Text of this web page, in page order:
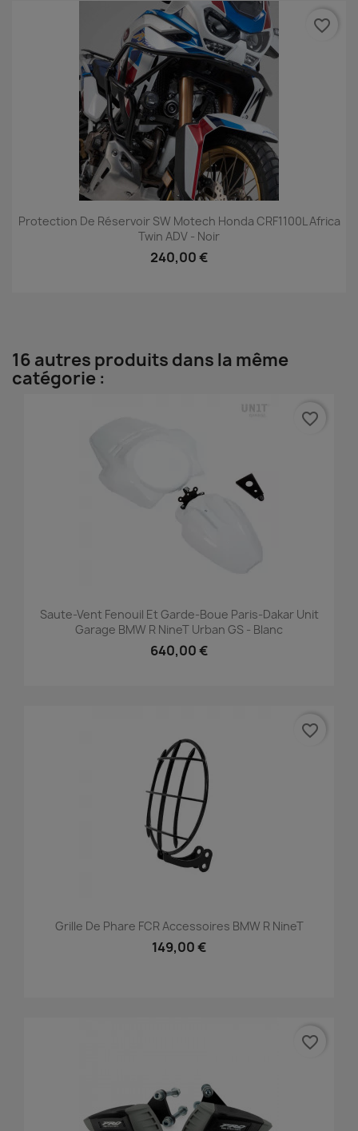
Protection De Réservoir SW Motech Honda CRF1100L Africa
Twin ADV - Noir
240,00 €
favorite_border
16 autres produits dans la même
catégorie :
Saute-Vent Fenouil Et Garde-Boue Paris-Dakar Unit
Garage BMW R NineT Urban GS - Blanc
640,00 €
favorite_border
Grille De Phare FCR Accessoires BMW R NineT
149,00 €
favorite_border
favorite_border